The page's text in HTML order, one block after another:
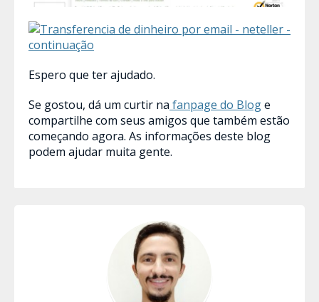
Espero que ter ajudado.
Se gostou, dá um curtir na fanpage do Bloge
compartilhe com seus amigos que também estão
começando agora. As informações deste blog
podem ajudar muita gente.